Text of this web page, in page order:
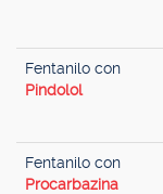
Fentanilo con
Pindolol
Fentanilo con
Procarbazina